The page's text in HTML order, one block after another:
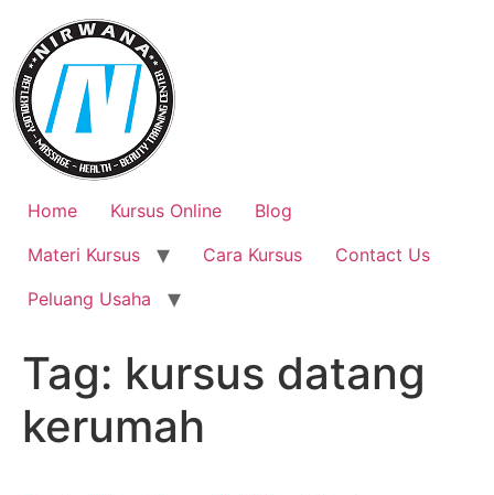
content
Home Kursus Online
Blog
Materi Kursus
Cara Kursus
Contact Us
Peluang Usaha
Tag: kursus datang
kerumah